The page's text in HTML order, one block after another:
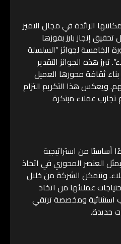
الرائدة في مجال التميز
إنجاز بارز بفوزها
الخامسة لجوائز “السلسلة
تبرز هذه الجوائز التقدير
ثقافة محورها العميل
ويعكس هذا التكريم التزام
تجارب عملاء مبتكرة
أساسيًا من استراتيجية
العنصر المحوري في اتخاذ
وتتمكن الشركة من خلال
عملائها من اتخاذ
استثنائية ومخصصة ترتقي
جديدة.